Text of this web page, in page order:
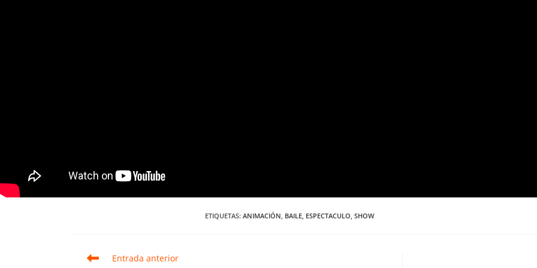
ETIQUETAS: ANIMACIÓN, BAILE, ESPECTACULO, SHOW
Leer
Entrada anterior